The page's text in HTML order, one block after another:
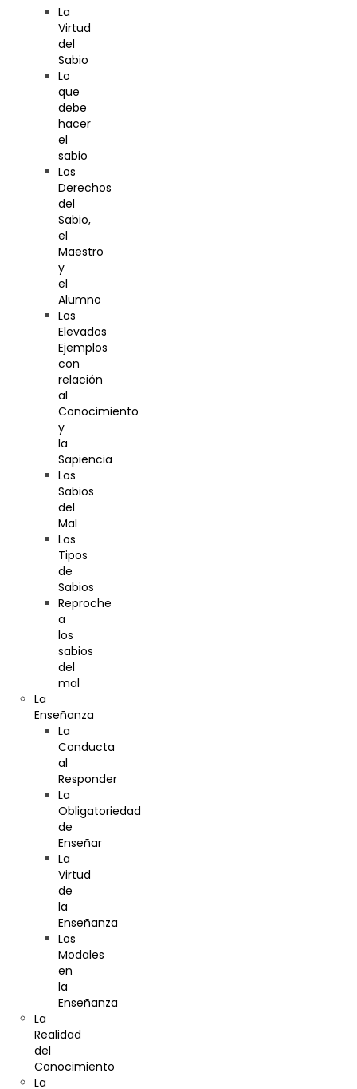
La
Virtud
del
Sabio
Lo
que
debe
hacer
el
sabio
Los
Derechos
del
Sabio,
el
Maestro
y
el
Alumno
Los
Elevados
Ejemplos
con
relación
al
Conocimiento
y
la
Sapiencia
Los
Sabios
del
Mal
Los
Tipos
de
Sabios
Reproche
a
los
sabios
del
mal
La
Enseñanza
La
Conducta
al
Responder
La
Obligatoriedad
de
Enseñar
La
Virtud
de
la
Enseñanza
Los
Modales
en
la
Enseñanza
La
Realidad
del
Conocimiento
La